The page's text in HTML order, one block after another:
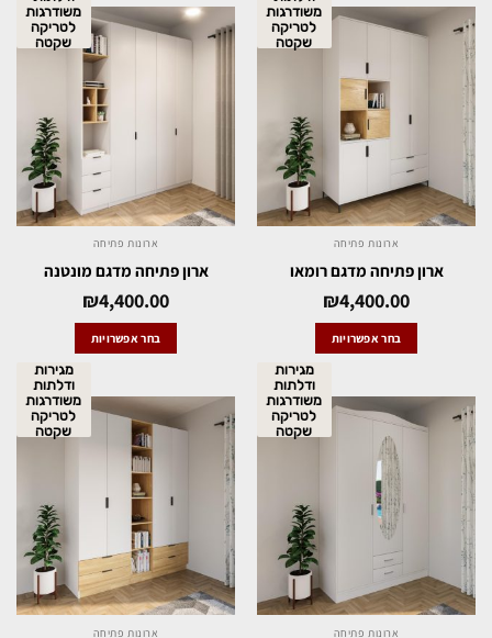
משודרגות
לטריקה
שקטה
ארונות פתיחה
ארון פתיחה מדגם רומאו
₪4,400.00
בחר אפשרויות
משודרגות
לטריקה
שקטה
ארונות פתיחה
ארון פתיחה מדגם מונטנה
₪4,400.00
בחר אפשרויות
מגירות
ודלתות
משודרגות
לטריקה
שקטה
ארונות פתיחה
מגירות
ודלתות
משודרגות
לטריקה
שקטה
ארונות פתיחה